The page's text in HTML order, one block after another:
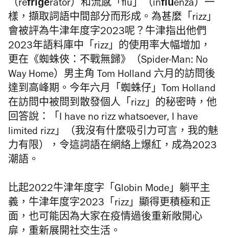
（re rator）和流感「flu」（in
enza）一
樣，擷取詞語中間部分而形成。為甚麼「rizz」
會被評為牛津年度字2023呢？牛津指出他們
2023年語料庫中「rizz」的使用率大幅增加，
更在《蜘蛛俠：不戰無歸》（Spider-Man: No
Way Home）男主角 Tom Holland 六月的訪問後
達到高峰期。今年六月「蜘蛛仔」Tom Holland
在訪問中被問到散發個人「rizz」的秘密時，他
回答說：「I have no rizz whatsoever, I have
limited rizz」（我沒有什麼吸引力可言，我的魅
力有限），令這詞語在網絡上爆紅，成為2023
潮語。
比起2022牛津年度字「Globin Mode」躺平主
義，牛津年度字2023「rizz」顯得更積極和正
面，也可能因為大家在疫情過後重新敞開心
扉，重新展開社交生活。